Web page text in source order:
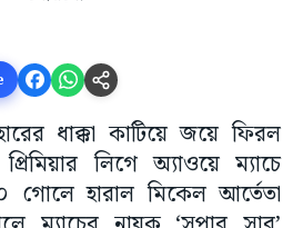
ধাক্কা কাটিয়ে জয়ে ফিরল
লিগে অ্যাওয়ে ম্যাচে
গোলে হারাল মিকেল আর্তেতা